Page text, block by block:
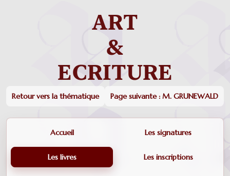
Retour vers la thématique Page suivante : M. GRUNEWALD
Accueil Les signatures
Les livres Les inscriptions